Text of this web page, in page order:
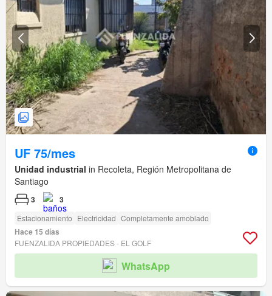
UF 75/mes
Unidad industrial in Recoleta, Región Metropolitana de
Santiago
3 3
Estacionamiento Electricidad Completamente amoblado
Hace 15 días
FUENZALIDA PROPIEDADES - EL GOLF
WhatsApp